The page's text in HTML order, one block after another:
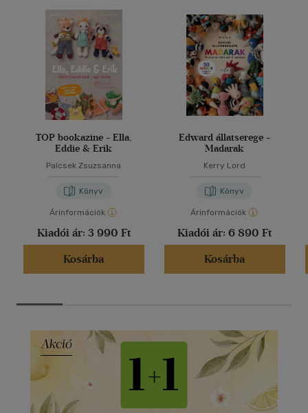
TOP bookazine - Ella,
Eddie & Erik
Palcsek Zsuzsanna
Könyv
Árinformációk
Kiadói ár: 3 990 Ft
Kosárba
Edward állatserege -
Madarak
Kerry Lord
Könyv
Árinformációk
Kiadói ár: 6 890 Ft
Kosárba